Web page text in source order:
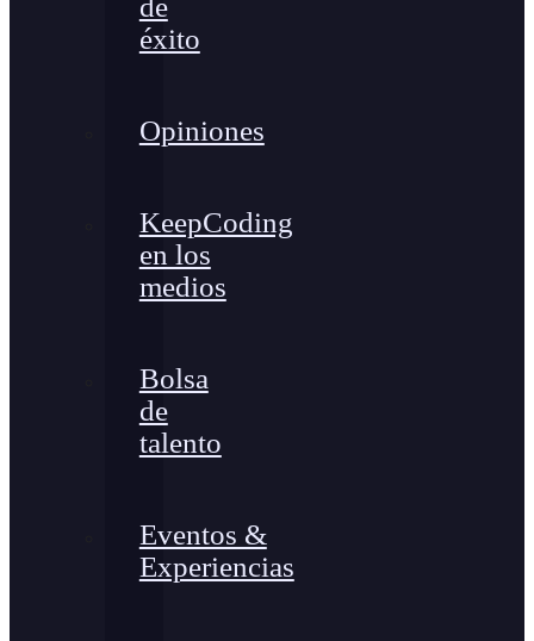
de
éxito
Opiniones
KeepCoding
en los
medios
Bolsa
de
talento
Eventos &
Experiencias